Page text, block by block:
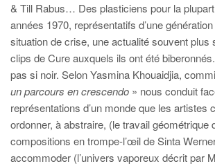
& Till Rabus… Des plasticiens pour la
années 1970, représentatifs d’une
situation de crise, une actualité souvent plus
clips de Cure auxquels ils ont été
pas si noir. Selon Yasmina Khouaidjia,
un parcours en crescendo » nous conduit
représentations d’un monde que les artistes
ordonner, à abstraire, (le travail géométrique
compositions en trompe-l’œil de Sinta
accommoder (l’univers vaporeux décrit par